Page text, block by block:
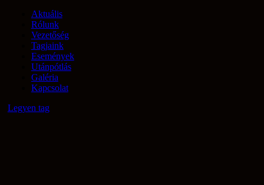
Aktuális
Rólunk
Vezetőség
Tagjaink
Események
Utánpótlás
Galéria
Kapcsolat
Legyen tag